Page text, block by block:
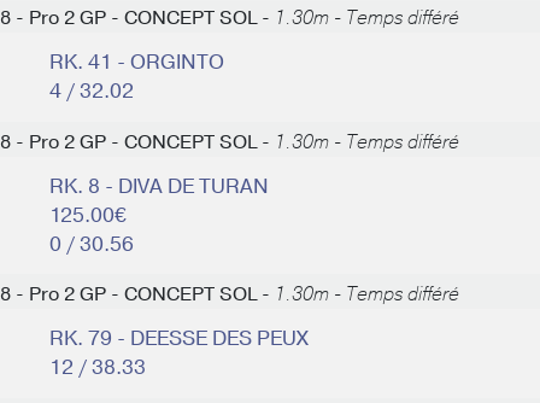
8 - Pro 2 GP - CONCEPT SOL - 1.30m - Temps différé
RK. 41 - ORGINTO
4 / 32.02
8 - Pro 2 GP - CONCEPT SOL - 1.30m - Temps différé
RK. 8 - DIVA DE TURAN
125.00€
0 / 30.56
8 - Pro 2 GP - CONCEPT SOL - 1.30m - Temps différé
RK. 79 - DEESSE DES PEUX
12 / 38.33